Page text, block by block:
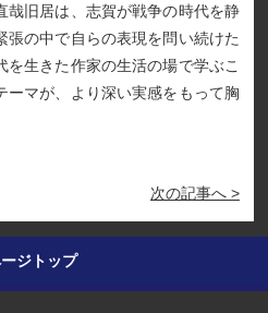
旧居は、志賀が戦争の時代を静
張の中で自らの表現を問い続けた
生きた作家の生活の場で学ぶこ
ーマが、より深い実感をもって胸
次の記事へ >
ジトップ